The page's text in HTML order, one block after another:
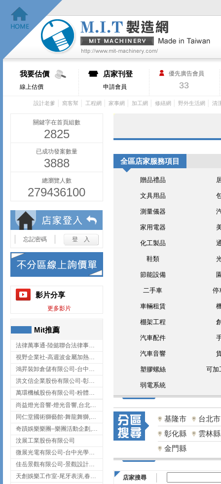
我要估價
線上估價
店家刊登
申請會員
優先廣告會員
33
設計老爹 窩客幫 工程網 家事網 加工網 修繕網 野外生活網 清
關鍵字在首頁組數
2825
已成功發案數量
3888
總瀏覽人數
279436100
忘記密碼
影片分享
更多影片
Mit推薦
法律萬事通-陸懿聯合法律事務所
視野企業社-高週波金屬加熱設備,彰化高週波金屬加熱設備
鴻昇裝卸倉儲有限公司-台中貨櫃裝卸
洪文信企業股份有限公司-彰化鋅合金鑄造,彰化五金加工,彰化五金配件
萬環機械股份有限公司-粉體塗裝設備,輸送機,輸送機設備,台南輸送機
尚益燈光音響-燈光音響,台北燈光音響,台北燈光音響出租
同仁堂國術獅藝館-舞龍舞獅,台中舞龍舞獅
奇蹟娛樂樂團–樂團活動企劃,台中樂團表演,台中婚禮樂團
汶展工業股份有限公司
微展光電有限公司-台中光學鍍膜,optical filter taiwan,台灣光學鍍膜
佳岳景觀有限公司-景觀設計公司,台北景觀設計,台北景觀工程,中山區景觀設計
天創娛樂工作室-尾牙表演,春酒表演,板橋尾牙表演
全區店家服務項目
贈品禮品
文具用品
測量儀器
家用電器
化工製品
鞋類
節能設備
二手車 停
車輛租賃
棚架工程
汽車配件
汽車音響
塑膠螺絲 可加
弱電系統
基隆市
台北市
彰化縣
雲林縣
金門縣
店家搜尋